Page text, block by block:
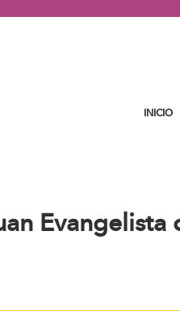
INICIO
Evangelista